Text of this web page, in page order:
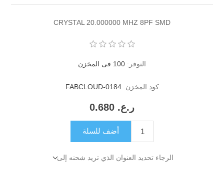
CRYSTAL 20.000000 MHZ 8PF SMD
التوفر: 100 فى المخزن
كود المخزن: FABCLOUD-0184
ر.ع.‏‏ 0.680
أضف للسلة
الرجاء تحديد العنوان الذي تريد شحنه إلى